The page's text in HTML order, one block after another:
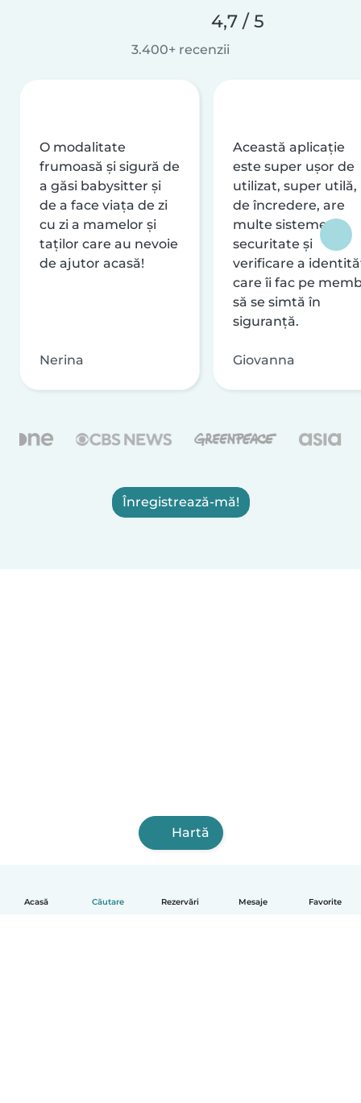
Acasă Căutare Rezervări Mesaje Favorite
4,7 / 5
3.400+ recenzii
O modalitate
frumoasă și sigură de
a găsi babysitter și
de a face viața de zi
cu zi a mamelor și
taților care au nevoie
de ajutor acasă!
Nerina
Această aplicație
este super ușor de
utilizat, super utilă,
de încredere, are
multe sisteme de
securitate și
verificare a
care îi fac pe
să se simtă în
siguranță.
Giovanna
Înregistrează-mă!
Hartă